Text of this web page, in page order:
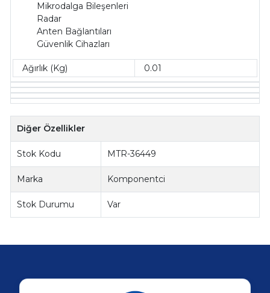
Mikrodalga Bileşenleri
Radar
Anten Bağlantıları
Güvenlik Cihazları
Ağırlık (Kg) 0.01
Diğer Özellikler
Stok Kodu MTR-36449
Marka Komponentci
Stok Durumu Var